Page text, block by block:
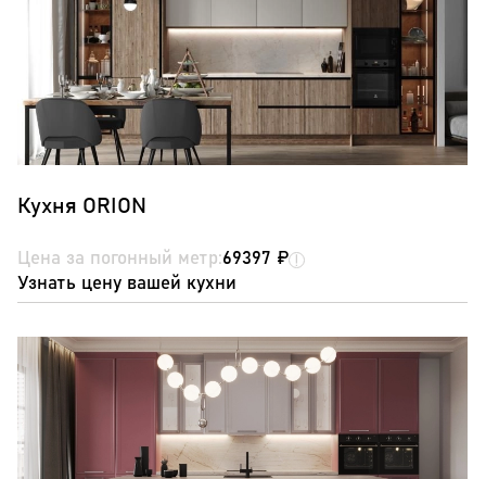
Кухня ORION
Цена за погонный метр:69397 ₽
Узнать цену вашей кухни